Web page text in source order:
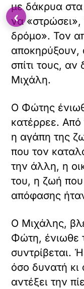
με δάκρυα
να «στρώσει»,
δρόμο». Τον
αποκηρύξουν,
σπίτι τους, αν
Μιχάλη.
Ο Φώτης
κατέρρεε.
η αγάπη της
που τον
την άλλη, η
του, η ζωή
απόφασης
Ο Μιχάλης,
Φώτη, ένιωθε
συντρίβεται.
όσο δυνατή
αντέξει την
‹